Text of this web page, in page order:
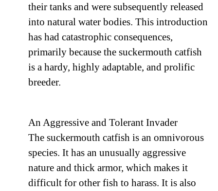
their tanks and were subsequently released
into natural water bodies. This introduction
has had catastrophic consequences,
primarily because the suckermouth catfish
is a hardy, highly adaptable, and prolific
breeder.
An Aggressive and Tolerant Invader
The suckermouth catfish is an omnivorous
species. It has an unusually aggressive
nature and thick armor, which makes it
difficult for other fish to harass. It is also